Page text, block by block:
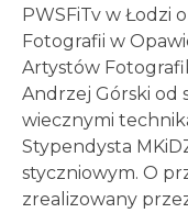
PWSFiTv w Łodzi
Fotografii w
Artystów
Andrzej Górski od
wiecznymi
Stypendysta
styczniowym. O
zrealizowany